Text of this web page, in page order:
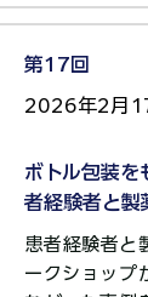
第17回
2026年2月
ボトル包装を
者経験者と製
患者経験者と
ークショップ